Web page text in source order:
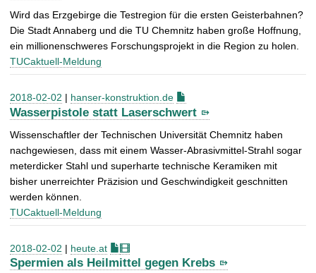
Wird das Erzgebirge die Testregion für die ersten Geisterbahnen?
Die Stadt Annaberg und die TU Chemnitz haben große Hoffnung,
ein millionenschweres Forschungsprojekt in die Region zu holen.
TUCaktuell-Meldung
2018-02-02 | hanser-konstruktion.de
Wasserpistole statt Laserschwert
Wissenschaftler der Technischen Universität Chemnitz haben
nachgewiesen, dass mit einem Wasser-Abrasivmittel-Strahl sogar
meterdicker Stahl und superharte technische Keramiken mit
bisher unerreichter Präzision und Geschwindigkeit geschnitten
werden können.
TUCaktuell-Meldung
2018-02-02 | heute.at
Spermien als Heilmittel gegen Krebs